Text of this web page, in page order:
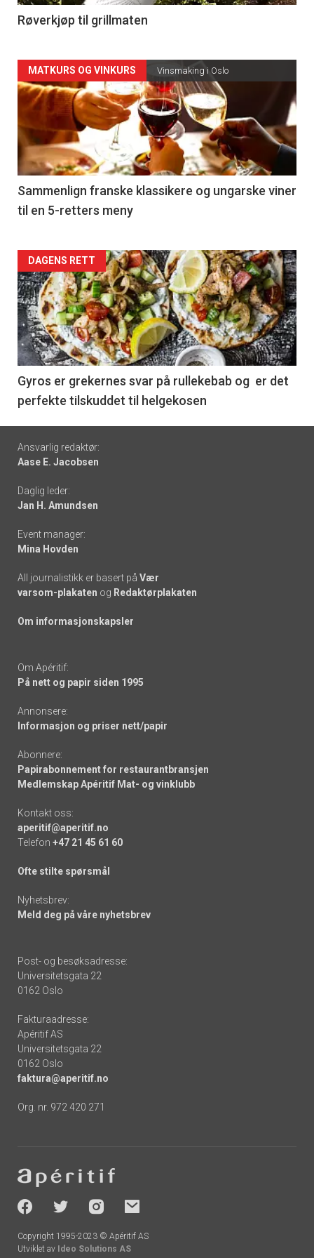
4
Røverkjøp til grillmaten
Forsiden
akkurat
nå
-
5
MATKURS OG VINKURS Vinsmaking i Oslo
Sammenlign franske klassikere og ungarske viner
til en 5-retters meny
Forsiden
akkurat
nå
-
6
DAGENS RETT
Gyros er grekernes svar på rullekebab og er det
perfekte tilskuddet til helgekosen
Footer
-
links
Ansvarlig redaktør:
Aase E. Jacobsen
Daglig leder:
Jan H. Amundsen
Event manager:
Mina Hovden
All journalistikk er basert på Vær
varsom-plakaten og Redaktørplakaten
Om informasjonskapsler
Om Apéritif:
På nett og papir siden 1995
Annonsere:
Informasjon og priser nett/papir
Abonnere:
Papirabonnement for restaurantbransjen
Medlemskap Apéritif Mat- og vinklubb
Kontakt oss:
aperitif@aperitif.no
Telefon +47 21 45 61 60
Ofte stilte spørsmål
Nyhetsbrev:
Meld deg på våre nyhetsbrev
Post- og besøksadresse:
Universitetsgata 22
0162 Oslo
Fakturaadresse:
Apéritif AS
Universitetsgata 22
0162 Oslo
faktura@aperitif.no
Org. nr. 972 420 271
-
socials
Copyright 1995-2023 © Apéritif AS
Utviklet av Ideo Solutions AS